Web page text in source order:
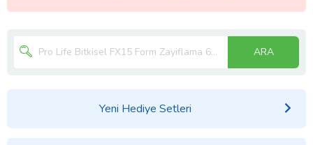
ARA
Yeni Hediye Setleri